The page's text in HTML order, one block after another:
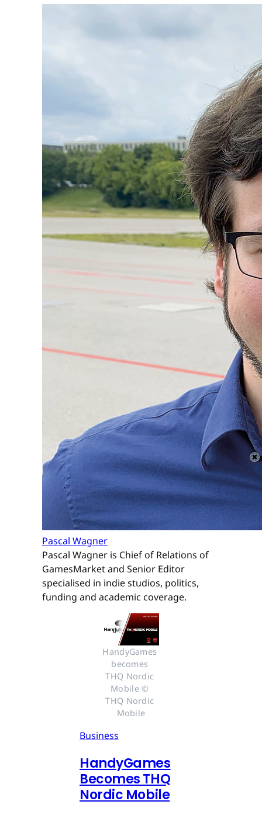
Pascal Wagner
Pascal Wagner is Chief of Relations of
GamesMarket and Senior Editor
specialised in indie studios, politics,
funding and academic coverage.
HandyGames
becomes
THQ Nordic
Mobile ©
THQ Nordic
Mobile
Business
HandyGames
Becomes THQ
Nordic Mobile